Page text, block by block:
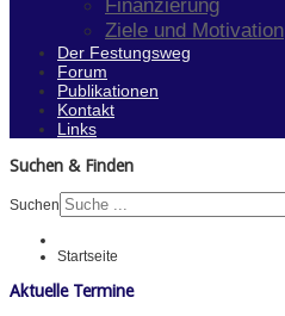
Finanzierung
Ziele und Motivation
Der Festungsweg
Forum
Publikationen
Kontakt
Links
Suchen & Finden
Suchen
Startseite
Aktuelle Termine